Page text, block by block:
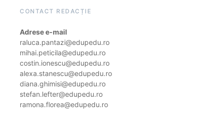
CONTACT REDACȚIE
Adrese e-mail
raluca.pantazi@edupedu.ro
mihai.peticila@edupedu.ro
costin.ionescu@edupedu.ro
alexa.stanescu@edupedu.ro
diana.ghimisi@edupedu.ro
stefan.lefter@edupedu.ro
ramona.florea@edupedu.ro